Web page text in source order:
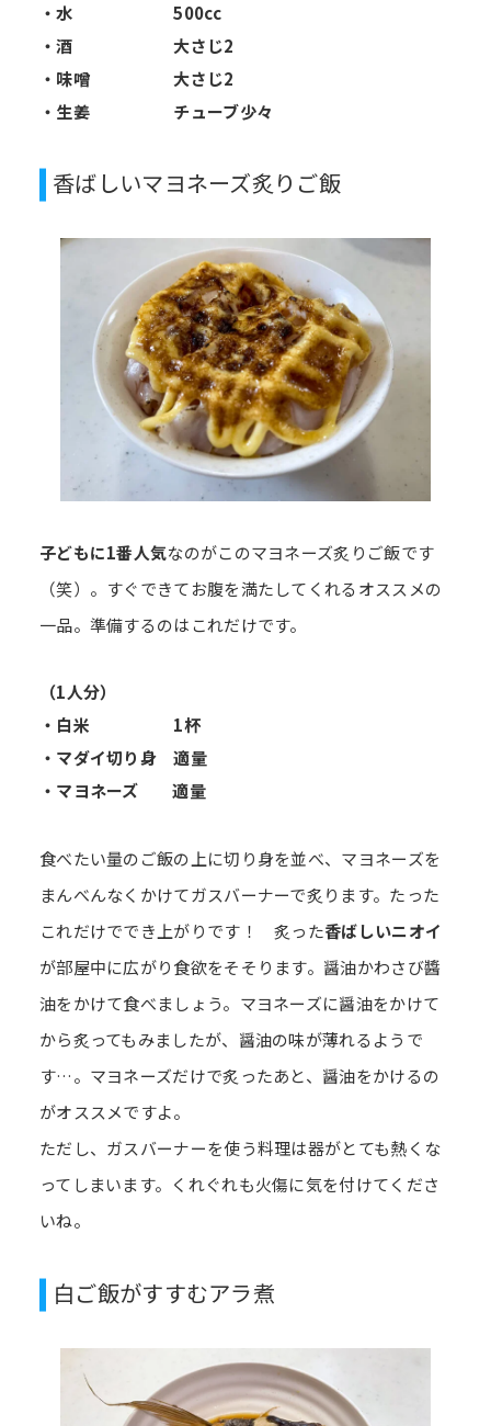
・水 500cc
・酒 大さじ2
・味噌 大さじ2
・生姜 チューブ少々
香ばしいマヨネーズ炙りご飯
子どもに1番人気なのがこのマヨネーズ炙りご飯です
（笑）。すぐできてお腹を満たしてくれるオススメの
一品。準備するのはこれだけです。
（1人分）
・白米 1杯
・マダイ切り身 適量
・マヨネーズ 適量
食べたい量のご飯の上に切り身を並べ、マヨネーズを
まんべんなくかけてガスバーナーで炙ります。たった
これだけででき上がりです！ 炙った香ばしいニオイ
が部屋中に広がり食欲をそそります。醤油かわさび醬
油をかけて食べましょう。マヨネーズに醤油をかけて
から炙ってもみましたが、醤油の味が薄れるようで
す…。マヨネーズだけで炙ったあと、醤油をかけるの
がオススメですよ。
ただし、ガスバーナーを使う料理は器がとても熱くな
ってしまいます。くれぐれも火傷に気を付けてくださ
いね。
白ご飯がすすむアラ煮